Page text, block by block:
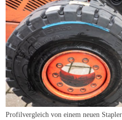
Profilvergleich von einem neuen